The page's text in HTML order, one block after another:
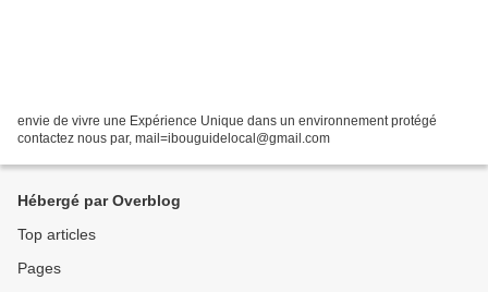
envie de vivre une Expérience Unique dans un environnement protégé
contactez nous par, mail=ibouguidelocal@gmail.com
Hébergé par Overblog
Top articles
Pages